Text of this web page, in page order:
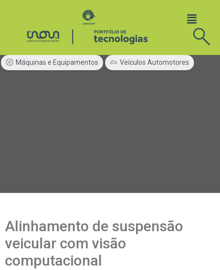
Máquinas e Equipamentos Veículos Automotores
Alinhamento de suspensão
veicular com visão
computacional